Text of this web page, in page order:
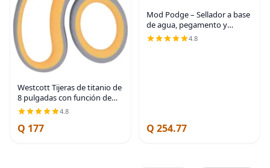
Westcott Tijeras de titanio de
8 pulgadas con función de
deslizamiento ajustable para
4.8
Q 177
Mod Podge – Sellador a base
de agua, pegamento y
acabado (8 onzas), CS11301
acabado mate
4.8
Q 254.77